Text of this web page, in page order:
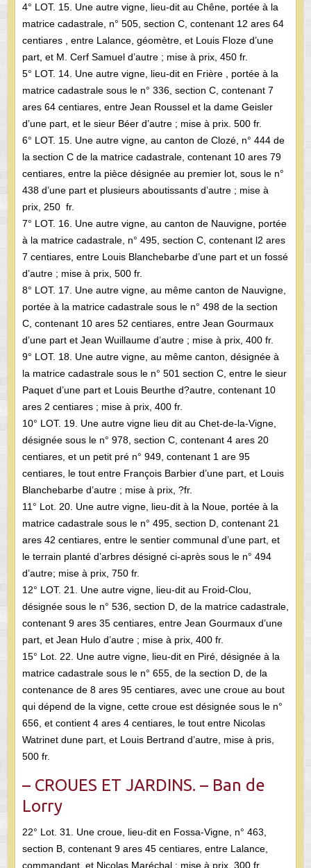
4° LOT. 15. Une autre vigne, lieu-dit au Chêne, portée à la
matrice cadastrale, n° 505, section C, contenant 12 ares 64
centiares , entre Lalance, géomètre, et Louis Floze d’une
part, et M. Cerf Samuel d’autre ; mise à prix, 450 fr.
5° LOT. 14. Une autre vigne, lieu-dit en Frière , portée à la
matrice cadastrale sous le n° 336, section C, contenant 7
ares 64 centiares, entre Jean Roussel et la dame Geisler
d’une part, et le sieur Béer d’autre ; mise à prix. 500 fr.
6° LOT. 15. Une autre vigne, au canton de Clozé, n° 444 de
la section C de la matrice cadastrale, contenant 10 ares 79
centiares, entre la pièce désignée au premier lot, sous le n°
438 d’une part et plusieurs aboutissants d’autre ; mise à
prix, 250 fr.
7° LOT. 16. Une autre vigne, au canton de Nauvigne, portée
à la matrice cadastrale, n° 495, section C, contenant l2 ares
7 centiares, entre Louis Blanchebarbe d’une part et un fossé
d’autre ; mise à prix, 500 fr.
8° LOT. 17. Une autre vigne, au même canton de Nauvigne,
portée à la matrice cadastrale sous le n° 498 de la section
C, contenant 10 ares 52 centiares, entre Jean Gourmaux
d’une part et Jean Wuillaume d’autre ; mise à prix, 400 fr.
9° LOT. 18. Une autre vigne, au même canton, désignée à
la matrice cadastrale sous le n° 501 section C, entre le sieur
Paquet d’une part et Louis Beurthe d?autre, contenant 10
ares 2 centiares ; mise à prix, 400 fr.
10° LOT. 19. Une autre vigne lieu dit au Chet-de-la-Vigne,
désignée sous le n° 978, section C, contenant 4 ares 20
centiares, et un petit pré n° 949, contenant 1 are 95
centiares, le tout entre François Barbier d’une part, et Louis
Blanchebarbe d’autre ; mise à prix, ?fr.
11° Lot. 20. Une autre vigne, lieu-dit à la Noue, portée à la
matrice cadastrale sous le n° 495, section D, contenant 21
ares 42 centiares, entre le sentier communal d’une part, et
le terrain planté d’arbres désigné ci-après sous le n° 494
d’autre; mise à prix, 750 fr.
12° LOT. 21. Une autre vigne, lieu-dit au Froid-Clou,
désignée sous le n° 536, section D, de la matrice cadastrale,
contenant 9 ares 35 centiares, entre Jean Gourmaux d’une
part, et Jean Hulo d’autre ; mise à prix, 400 fr.
15° Lot. 22. Une autre vigne, lieu-dit en Piré, désignée à la
matrice cadastrale sous le n° 655, de la section D, de la
contenance de 8 ares 95 centiares, avec une croue au bout
qui dépend de la vigne, cette croue est désignée sous le n°
656, et contient 4 ares 4 centiares, le tout entre Nicolas
Watrinet dune part, et Louis Bertrand d’autre, mise à pris,
500 fr.
– CROUES ET JARDINS. – Ban de
Lorry
22° Lot. 31. Une croue, lieu-dit en Fossa-Vigne, n° 463,
section B, contenant 9 ares 45 centiares, entre Lalance,
commandant, et Nicolas Maréchal ; mise à prix, 300 fr.